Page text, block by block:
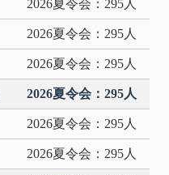
2026夏令会：295人
2026夏令会：295人
2026夏令会：295人
2026夏令会：295人
2026夏令会：295人
2026夏令会：295人